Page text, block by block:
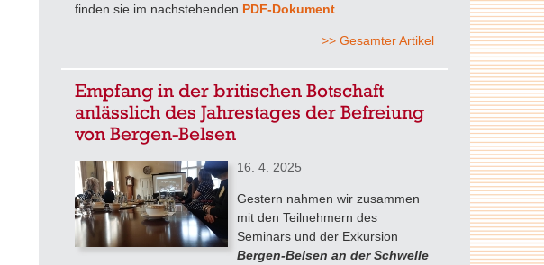
finden sie im nachstehenden PDF-Dokument.
>> Gesamter Artikel
Empfang in der britischen Botschaft
anlässlich des Jahrestages der Befreiung
von Bergen-Belsen
16. 4. 2025
Gestern nahmen wir zusammen
mit den Teilnehmern des
Seminars und der Exkursion
Bergen-Belsen an der Schwelle